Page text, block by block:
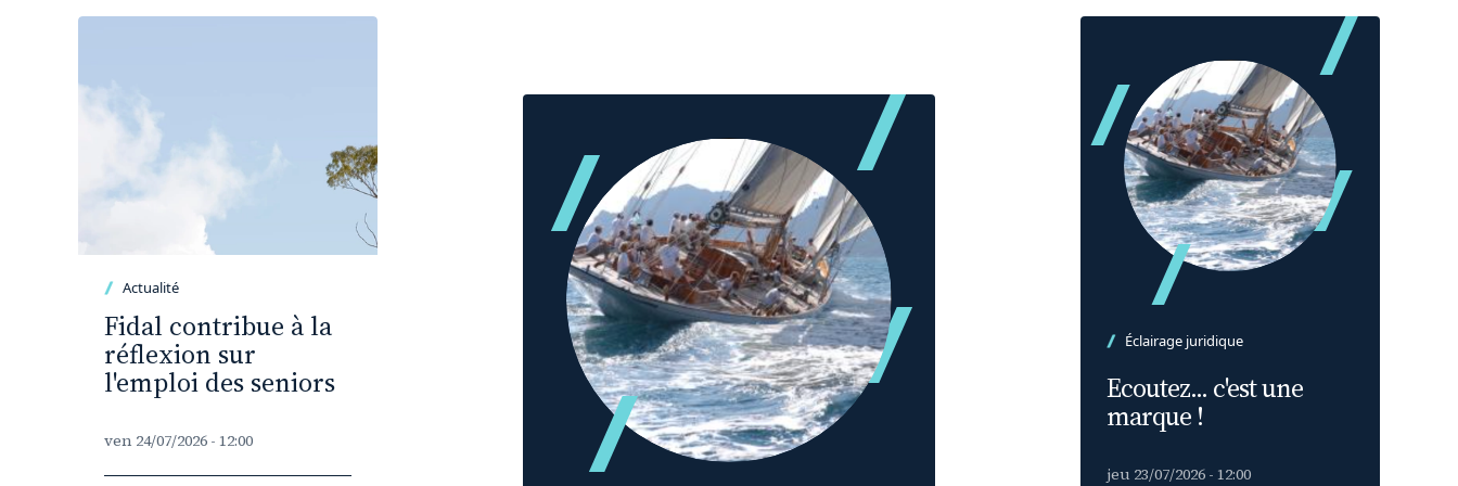
Actualité
Fidal contribue à la
réflexion sur
l'emploi des seniors
ven 24/07/2026 - 12:00
Éclairage juridique
Ecoutez... c'est une
marque !
jeu 23/07/2026 - 12:00